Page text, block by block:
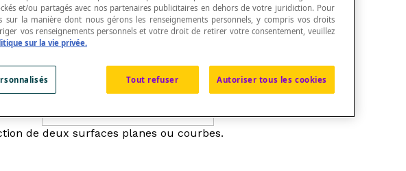
.
de deux surfaces planes ou courbes.
et/ou partagés avec nos partenaires publicitaires en dehors de votre juridiction. Pour
sur la manière dont nous gérons les renseignements personnels, y compris vos droits
vos renseignements personnels et votre droit de retirer votre consentement, veuillez
sur la vie privée.
Tout refuser Autoriser tous les cookies